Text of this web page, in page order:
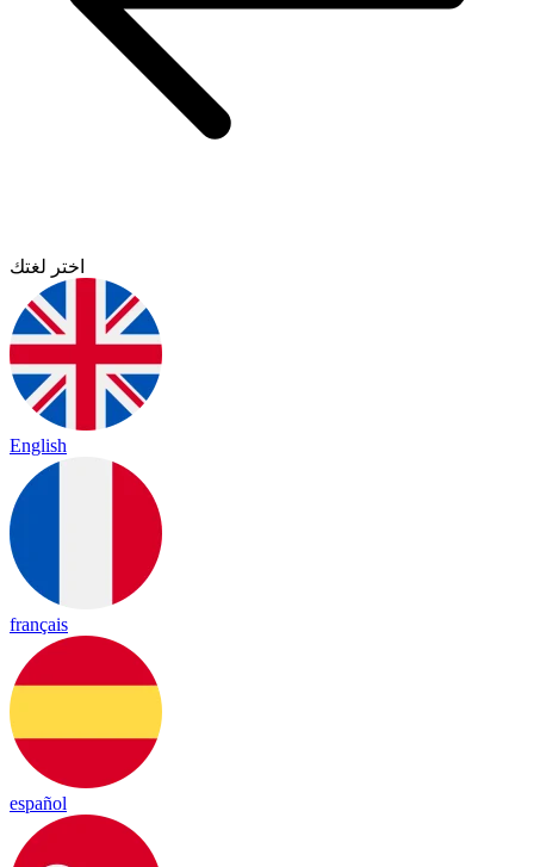
اختر لغتك
English
français
español